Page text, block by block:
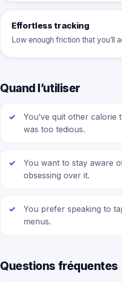
Effortless tracking
Low enough friction that you’ll
Quand l’utiliser
You’ve quit other calorie
was too tedious.
You want to stay aware
obsessing over it.
You prefer speaking to
menus.
Questions fréquentes